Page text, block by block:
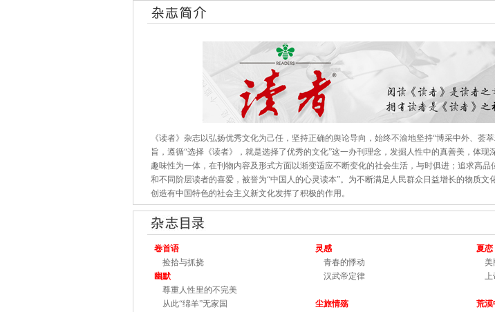
《读者》杂志以弘扬优秀文化为己任，坚持正确的舆论导向，始终不渝地坚持“博采中外、荟
旨，遵循“选择《读者》，就是选择了优秀的文化”这一办刊理念，发掘人性中的真善美，体现
趣味性为一体，在刊物内容及形式方面以渐变适应不断变化的社会生活，与时俱进；追求高
和不同阶层读者的喜爱，被誉为“中国人的心灵读本”。为不断满足人民群众日益增长的物质文
创造有中国特色的社会主义新文化发挥了积极的作用。
卷首语
捡拾与抓挠
幽默
尊重人性里的不完美
从此“绵羊”无家国
灵感
青春的悸动
汉武帝定律
尘旅情殇
夏恋
美
上
荒漠